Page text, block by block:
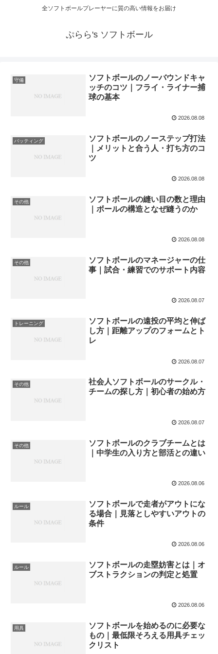
全ソフトボールプレーヤーに質の高い情報をお届け
ぷらら's ソフトボール
守備
ソフトボールのノーバウンドキャ
ッチのコツ｜フライ・ライナー捕
球の基本
2026.08.08
バッティング
ソフトボールのノーステップ打法
｜メリットと合う人・打ち方のコ
ツ
2026.08.08
その他
ソフトボールの縫い目の数と理由
｜ボールの構造となぜ縫うのか
2026.08.08
その他
ソフトボールのマネージャーの仕
事｜試合・練習でのサポート内容
2026.08.07
トレーニング
ソフトボールの遠投の平均と伸ば
し方｜距離アップのフォームとト
レ
2026.08.07
その他
社会人ソフトボールのサークル・
チームの探し方｜初心者の始め方
2026.08.07
その他
ソフトボールのクラブチームとは
｜中学生の入り方と部活との違い
2026.08.06
ルール
ソフトボールで走者がアウトにな
る場合｜見落としやすいアウトの
条件
2026.08.06
ルール
ソフトボールの走塁妨害とは｜オ
ブストラクションの判定と処置
2026.08.06
用具
ソフトボールを始めるのに必要な
もの｜最低限そろえる用具チェッ
クリスト